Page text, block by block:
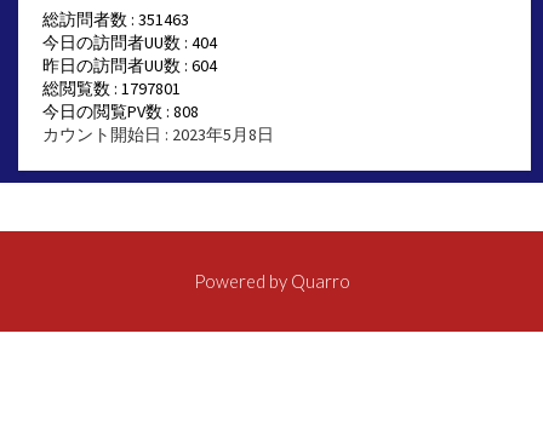
総訪問者数 : 351463
今日の訪問者UU数 : 404
昨日の訪問者UU数 : 604
総閲覧数 : 1797801
今日の閲覧PV数 : 808
カウント開始日 : 2023年5月8日
Powered by Quarro